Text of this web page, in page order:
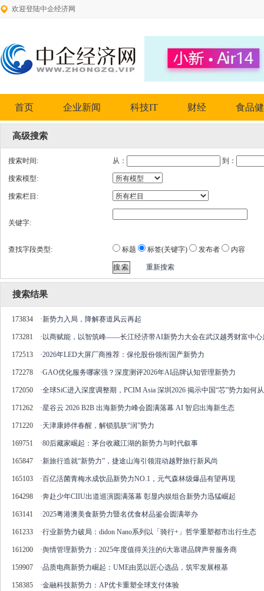
欢迎登陆中企经济网
首页 企业新闻 科技IT 财经 食品
高级搜索
搜索时间: 从： 到：
搜索模型:
搜索栏目:
关键字:
查找字段类型: 标题 标签(关键字) 发布者 内容
重新搜索
搜索结果
173834 ·新势力入局，降解赛道风云再起
173281 · 以商赋能，以智筑峰——长江经济带AI新势力大会在武汉越秀财富中心
172513 ·2026年LED大屏厂商推荐：保伦股份领衔国产新势力
172278 ·GAO优化服务哪家强？深度测评2026年AI品牌认知管理新势力
172050 ·全球SiC进入深度调整期，PCIM Asia 深圳2026 揭示中国“芯”势力如何
171262 ·星谷云 2026 B2B 出海新势力峰会圆满落幕 AI 智启出海新生态
171220 ·天津康婷伴春醒，解锁肌肤“润”势力
169751 ·80后藏家崛起：茅台收藏江湖的新势力与时代叙事
165847 ·新旅行造就“新势力”，捷途山海引领混动越野旅行新风尚
165103 ·百亿活菌青梅水成饮品新势力NO.1，元气森林级爆品有望再现
164298 ·奔赴少年CIIU出道巡演圆满落幕 彰显内娱组合新势力迅猛崛起
163141 ·2025粤港澳美食新势力暨名优食材品鉴会圆满举办
161233 ·​行业新势力破局：didon Nano系列以「骑行+」哲学重塑都市出行生态
161200 ·舆情管理新势力：2025年度值得关注的6大靠谱品牌声誉服务商
159907 ·品质电商新势力崛起：UME由觅以匠心选品，筑牢发展根基
158385 ·金融科技新势力：AP优卡重塑全球支付体验